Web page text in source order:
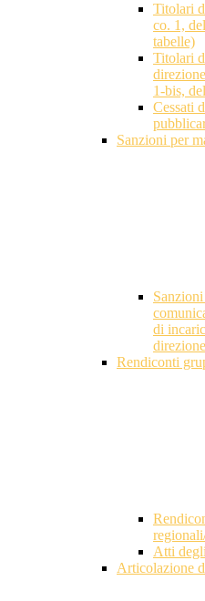
Titolari
co. 1,
tabelle)
Titolari
1-bis,
Cessati
Sanzioni per
di
Rendiconti
Atti
Articolazione